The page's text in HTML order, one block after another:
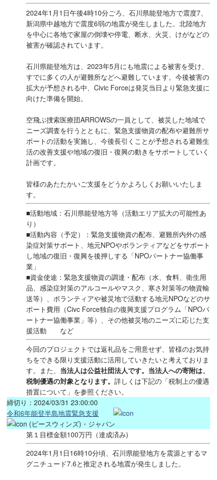
2024年1月1日午後4時10分ごろ、石川県能登地方で震度7、
新潟県中越地方で震度6弱の地震が発生しました。北陸地方
を中心に各地で家屋の倒壊や停電、断水、火災、けがなどの
被害が確認されています。
石川県能登地方は、2023年5月にも地震による被害を受け、
すでに多くの人が避難所などへ避難しています。今後被害の
拡大が予想される中、Civic Forceは発災当日より緊急支援に
向けた準備を開始。
空飛ぶ捜索医療団ARROWSの一員として、被災した地域で
ニーズ調査を行うとともに、緊急支援物資の配布や避難所サ
ポートの活動を実施し、今後長引くことが予想される避難生
活の改善支援や地域の復旧・復興の動きをサポートしていく
計画です。
皆様のあたたかいご支援をどうかよろしくお願いいたしま
す。
■活動地域：石川県能登地方等（活動エリア拡大の可能性あ
り）
■活動内容（予定）：緊急支援物資の配布、避難所内外の感
染症対策サポート、地元NPOやボランティアなどをサポート
し地域の復旧・復興を後押しする「NPOパートナー協働事
業」
■資金使途：緊急支援物資の調達・配布（水、食料、衛生用
品、感染症対策のアルコールやマスク、寒さ対策等の物資輸
送等）、ボランティアや被災地で活動する地元NPOなどのサ
ポート費用（Civc Force独自の復興支援プログラム「NPOパ
ートナー協働事業」等）、その他被災地のニーズに応じた支
援活動 など
今回のプロジェクトでは返礼品をご用意せず、皆様のお気持
ちをできる限り支援活動に活用していきたいと考えておりま
す。また、 当法人は公益社団法人です。当法人への寄附は、
税制優遇の対象となります。 詳しくは下記の「税制上の優遇
措置について」を参照ください。
締切り：2024/03/31 23:00:00
令和6年能登半島地震緊急支援
(ピースウィンズ)・ジャパン
第１目標金額100万円（達成済み)
2024年1月1日16時10分頃、石川県能登地方を震源とするマ
グニチュード7.6と推定される地震が発生しました。